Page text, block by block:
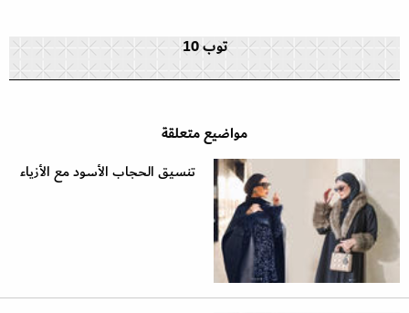
توب 10
مواضيع متعلقة
تنسيق الحجاب الأسود مع الأزياء